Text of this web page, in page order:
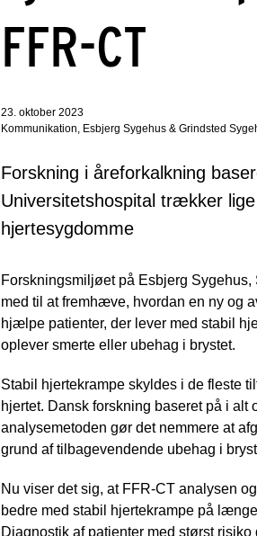
FFR-CT
23. oktober 2023
Kommunikation, Esbjerg Sygehus & Grindsted
Forskning i åreforkalkning
Universitetshospital trækker
hjertesygdomme
Forskningsmiljøet på Esbjerg
med til at fremhæve, hvordan en ny og
hjælpe patienter, der lever med stabil
oplever smerte eller ubehag i brystet.
Stabil hjertekrampe skyldes i de fleste
hjertet. Dansk forskning baseret på i
analysemetoden gør det nemmere at
grund af tilbagevendende ubehag i
Nu viser det sig, at FFR-CT analysen
bedre med stabil hjertekrampe på
Diagnostik af patienter med størst